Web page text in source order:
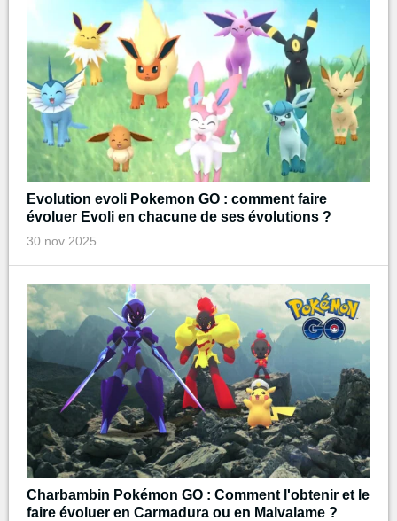
Evolution evoli Pokemon GO : comment faire
évoluer Evoli en chacune de ses évolutions ?
30 nov 2025
Charbambin Pokémon GO : Comment l'obtenir et le
faire évoluer en Carmadura ou en Malvalame ?